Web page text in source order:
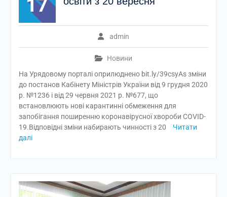
17
admin
Новини
На Урядовому порталі оприлюднено bit.ly/39csyAs зміни
до постанов Кабінету Міністрів України від 9 грудня 2020
р. №1236 і від 29 червня 2021 р. №677, що
встановлюють нові карантинні обмеження для
запобігання поширенню коронавірусної хвороби COVID-
19.Відповідні зміни набирають чинності з 20
Читати
далі